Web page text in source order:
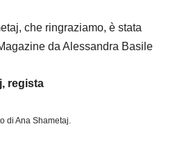
che ringraziamo, è stata
da Alessandra Basile
regista
di Ana Shametaj.